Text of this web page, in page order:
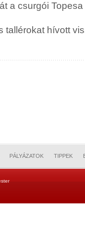
a csurgói
tallérokat hívott
PÁLYÁZATOK TIPPEK